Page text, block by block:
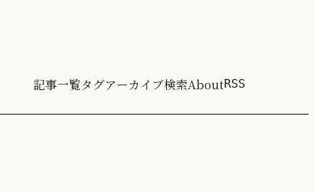
記事一覧タグアーカイブ検索AboutRSS